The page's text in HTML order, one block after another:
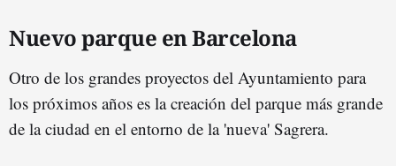
Nuevo parque en Barcelona
Otro de los grandes proyectos del Ayuntamiento para
los próximos años es la creación del parque más grande
de la ciudad en el entorno de la 'nueva' Sagrera.